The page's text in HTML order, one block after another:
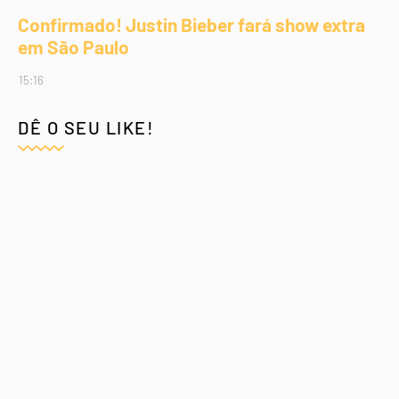
Confirmado! Justin Bieber fará show extra
em São Paulo
15:16
DÊ O SEU LIKE!